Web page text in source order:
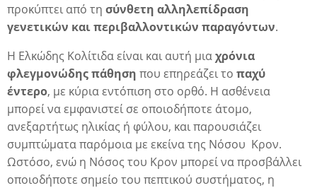
προκύπτει από τη σύνθετη αλληλεπίδραση
γενετικών και περιβαλλοντικών παραγόντων.
Η Ελκώδης Κολίτιδαείναι και αυτή μιαχρόνια
φλεγμονώδης πάθηση που επηρεάζει το παχύ
έντερο, με κύρια εντόπιση στο ορθό. Η ασθένεια
μπορεί να εμφανιστεί σε οποιοδήποτε άτομο,
ανεξαρτήτως ηλικίας ή φύλου, και παρουσιάζει
συμπτώματα παρόμοια με εκείνα της Νόσου Κρον.
Ωστόσο, ενώ η Νόσος του Κρον μπορεί να προσβάλλει
οποιοδήποτε σημείο του πεπτικού συστήματος, η